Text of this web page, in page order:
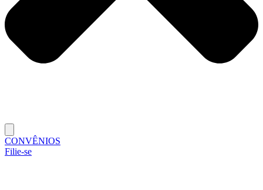
CONVÊNIOS
Filie-se